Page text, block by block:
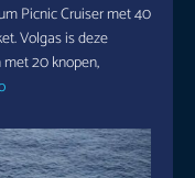
Picnic Cruiser met 40
Volgas is deze
20 knopen,